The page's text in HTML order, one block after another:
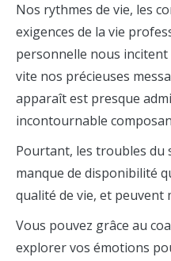
Nos rythmes de vie, les
exigences de la vie
personnelle nous
vite nos précieuses
apparaît est presque
incontournable
Pourtant, les troubles du
manque de disponibilité
qualité de vie, et peuvent
Vous pouvez grâce au
explorer vos émotions